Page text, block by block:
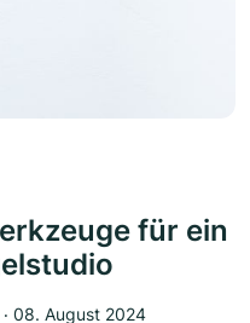
für ein
‧ 08. August 2024